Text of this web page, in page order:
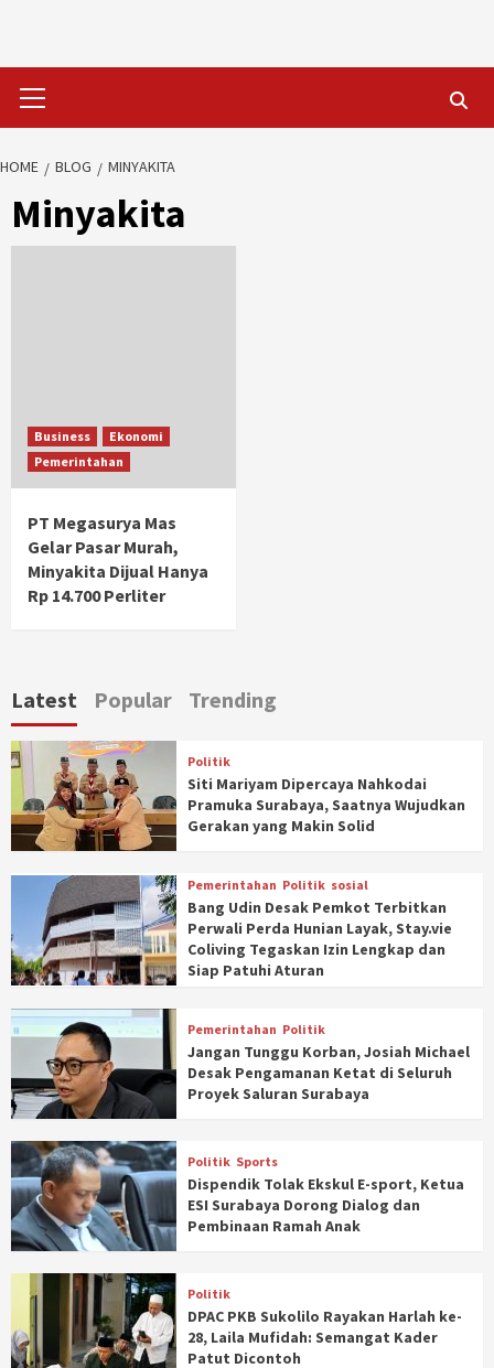
Menu
HOME BLOG MINYAKITA
Minyakita
Business
Ekonomi
Pemerintahan
PT Megasurya Mas
Gelar Pasar Murah,
Minyakita Dijual Hanya
Rp 14.700 Perliter
Latest Popular Trending
Politik
Siti Mariyam Dipercaya Nahkodai
Pramuka Surabaya, Saatnya Wujudkan
Gerakan yang Makin Solid
Pemerintahan Politik sosial
Bang Udin Desak Pemkot Terbitkan
Perwali Perda Hunian Layak, Stay.vie
Coliving Tegaskan Izin Lengkap dan
Siap Patuhi Aturan
Pemerintahan Politik
Jangan Tunggu Korban, Josiah Michael
Desak Pengamanan Ketat di Seluruh
Proyek Saluran Surabaya
Politik Sports
Dispendik Tolak Ekskul E-sport, Ketua
ESI Surabaya Dorong Dialog dan
Pembinaan Ramah Anak
Politik
DPAC PKB Sukolilo Rayakan Harlah ke-
28, Laila Mufidah: Semangat Kader
Patut Dicontoh